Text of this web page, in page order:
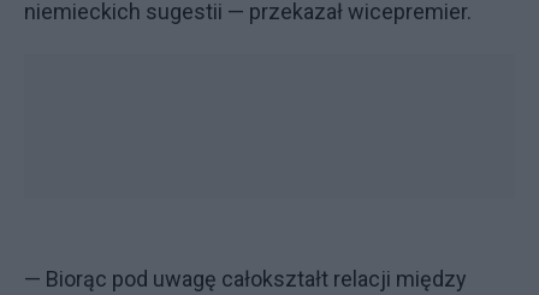
niemieckich sugestii — przekazał wicepremier.
— Biorąc pod uwagę całokształt relacji między